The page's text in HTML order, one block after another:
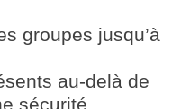
groupes jusqu’à
au-delà de
sécurité